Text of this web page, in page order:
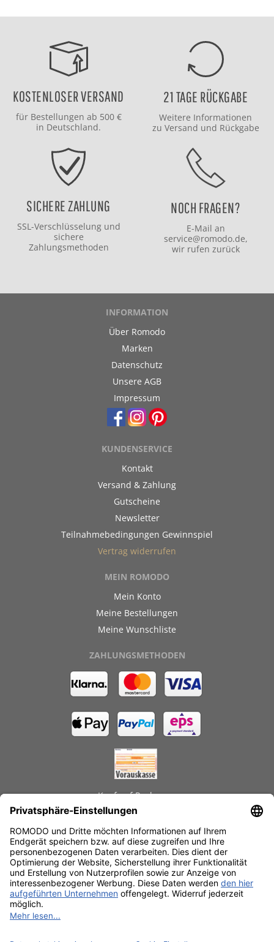
KOSTENLOSER VERSAND
für Bestellungen ab 500 €
in Deutschland.
21 TAGE RÜCKGABE
Weitere Informationen
zu Versand und Rückgabe
SICHERE ZAHLUNG
SSL-Verschlüsselung und
sichere
Zahlungsmethoden
NOCH FRAGEN?
E-Mail an
service@romodo.de,
wir rufen zurück
INFORMATION
Über Romodo
Marken
Datenschutz
Unsere AGB
Impressum
KUNDENSERVICE
Kontakt
Versand & Zahlung
Gutscheine
Newsletter
Teilnahmebedingungen Gewinnspiel
Vertrag widerrufen
MEIN ROMODO
Mein Konto
Meine Bestellungen
Meine Wunschliste
ZAHLUNGSMETHODEN
Kauf auf Rechnung
Schnelle Lieferzeiten
Käuferschutz
Datenschutz
SSL-Verschlüsselung